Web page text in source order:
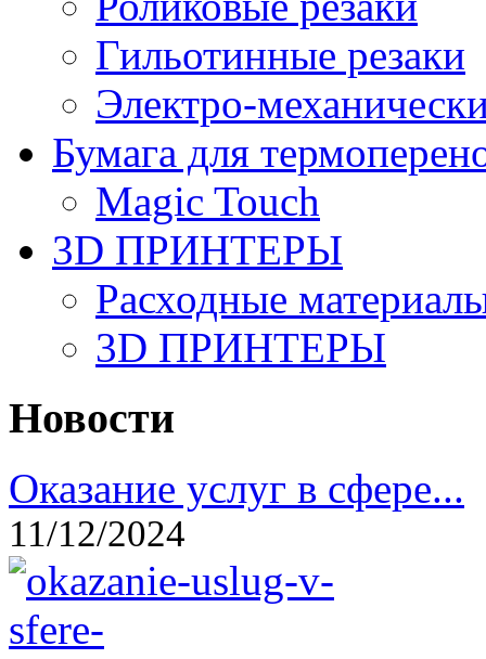
Гильотинные резаки
Электро-
Бумага для
Magic Touch
3D ПРИНТЕРЫ
Расходные
3D ПРИНТЕРЫ
Новости
Оказание услуг в сфере...
11/12/2024